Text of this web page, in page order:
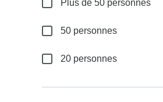
Plus de 50 personnes
50 personnes
20 personnes